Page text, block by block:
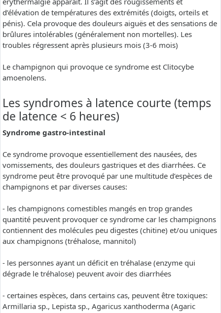
d’élévation de températures des extrémités (doigts, orteils et
pénis). Cela provoque des douleurs aiguës et des sensations de
brûlures intolérables (généralement non mortelles). Les
troubles régressent après plusieurs mois (3-6 mois)
Le champignon qui provoque ce syndrome est Clitocybe
amoenolens.
Les syndromes à latence courte (temps
de latence < 6 heures)
Syndrome gastro-intestinal
Ce syndrome provoque essentiellement des nausées, des
vomissements, des douleurs gastriques et des diarrhées. Ce
syndrome peut être provoqué par une multitude d’espèces de
champignons et par diverses causes:
- les champignons comestibles mangés en trop grandes
quantité peuvent provoquer ce syndrome car les champignons
contiennent des molécules peu digestes (chitine) et/ou uniques
aux champignons (tréhalose, mannitol)
- les personnes ayant un déficit en tréhalase (enzyme qui
dégrade le tréhalose) peuvent avoir des diarrhées
- certaines espèces, dans certains cas, peuvent être toxiques:
Armillaria sp., Lepista sp., Agaricus xanthoderma (Agaric